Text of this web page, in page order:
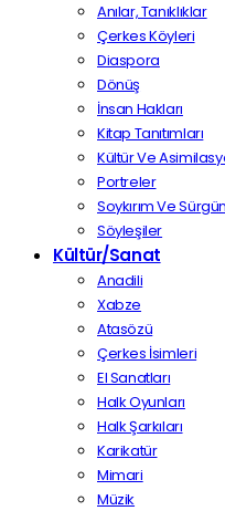
Anılar, Tanıklıklar
Çerkes Köyleri
Diaspora
Dönüş
İnsan Hakları
Kitap Tanıtımları
Kültür Ve
Portreler
Soykırım Ve Sürgün
Söyleşiler
Kültür/Sanat
Anadili
Xabze
Atasözü
Çerkes İsimleri
El Sanatları
Halk Oyunları
Halk Şarkıları
Karikatür
Mimari
Müzik